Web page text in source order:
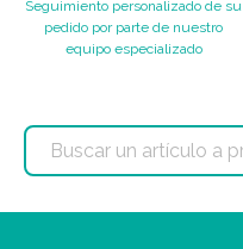
Seguimiento personalizado de su
pedido por parte de nuestro
equipo especializado